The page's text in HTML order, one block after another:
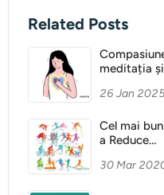
Related Posts
meditația și
26 Jan
Cel mai
a Reduce
30 Mar